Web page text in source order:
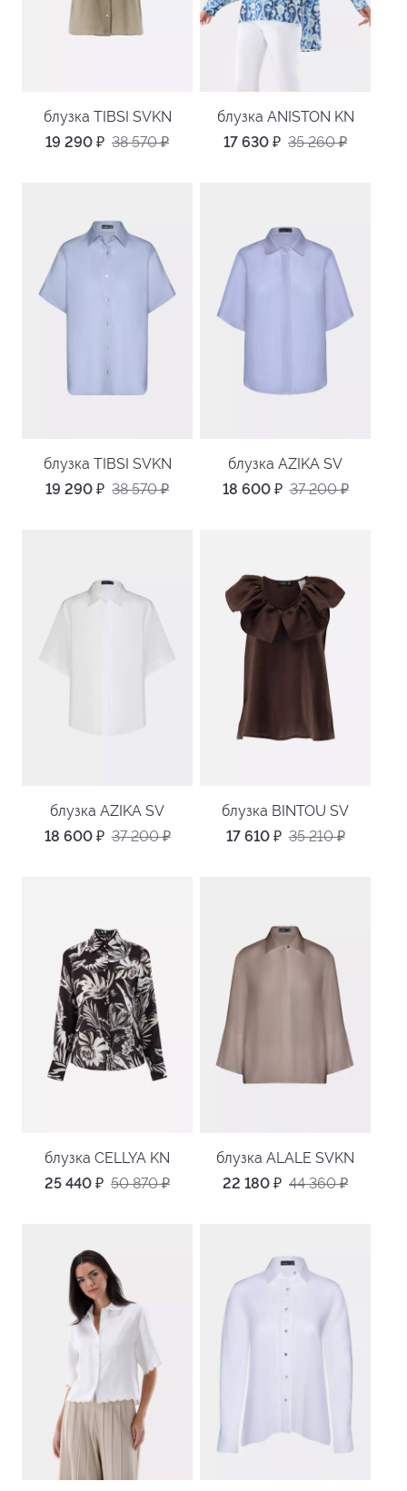
блузка TIBSI SVKN
19 290 ₽ 38 570₽
блузка ANISTON KN
17 630 ₽ 35 260₽
блузка TIBSI SVKN
19 290 ₽ 38 570₽
блузка AZIKA SV
18 600 ₽ 37 200₽
блузка AZIKA SV
18 600 ₽ 37 200₽
блузка BINTOU SV
17 610 ₽ 35 210₽
блузка CELLYA KN
25 440 ₽ 50 870₽
блузка ALALE SVKN
22 180 ₽ 44 360₽